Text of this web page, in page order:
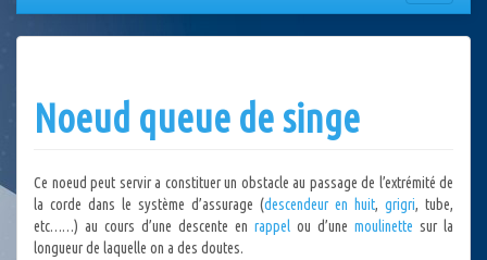
la
Noeud queue de singe
Ce noeud peut servir a constituer un obstacle au passage de l’extrémité de
la corde dans le système d’assurage (descendeur en huit, grigri, tube,
etc……) au cours d’une descente en rappel ou d’une moulinette sur la
longueur de laquelle on a des doutes.